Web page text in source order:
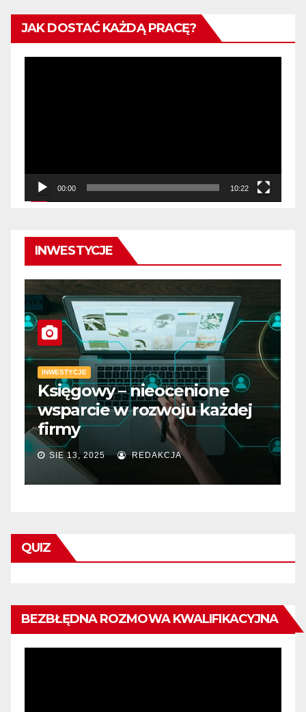
JAK DOSTAĆ KAŻDĄ PRACĘ?
00:00 10:22
INWESTYCJE
INWESTYCJE
Księgowy – nieocenione
wsparcie w rozwoju każdej
firmy
SIE 13, 2025 REDAKCJA
QUIZ
BEZBŁĘDNA ROZMOWA KWALIFIKACYJNA